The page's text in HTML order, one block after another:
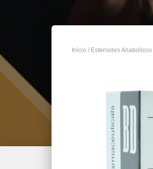
Inicio / Esteroides Anabolicos